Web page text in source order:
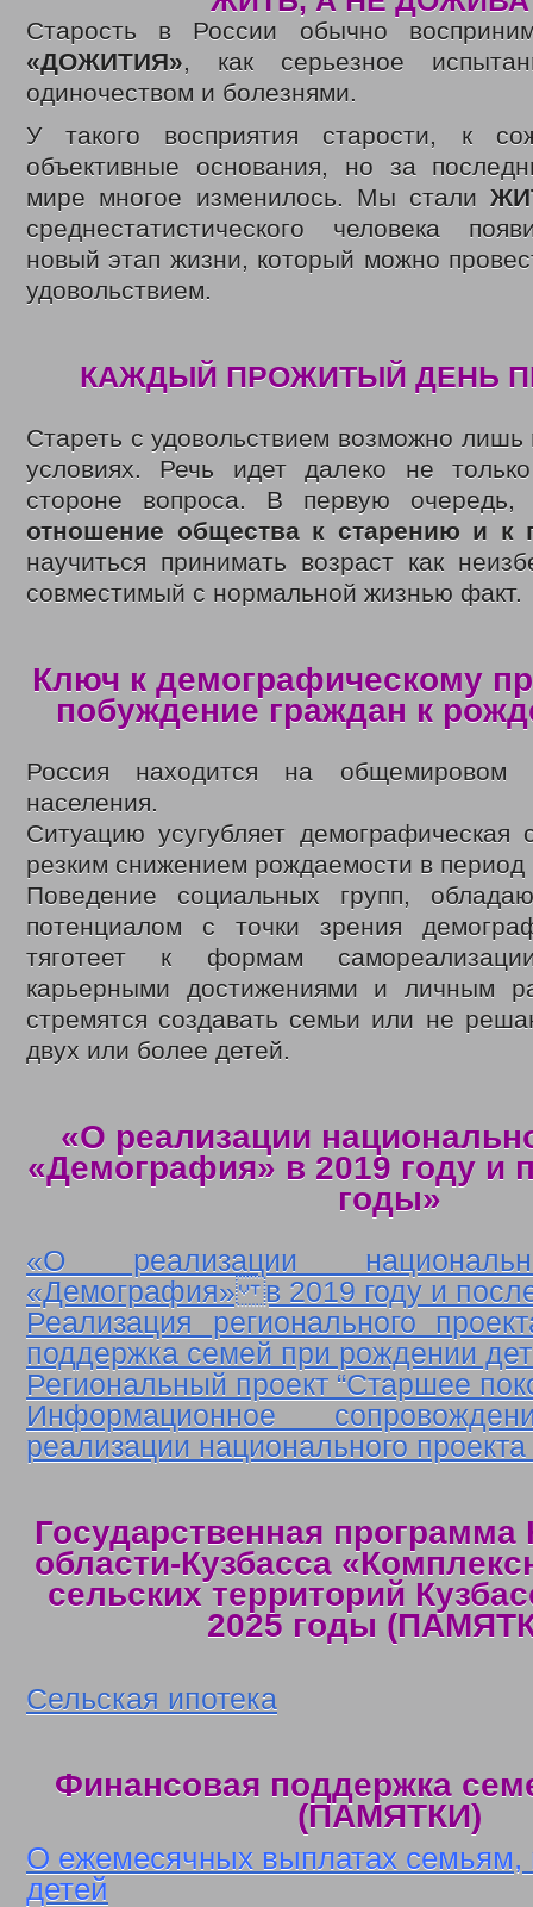
Старость в России обычно
«ДОЖИТИЯ», как серьезное
одиночеством и болезнями.
У такого восприятия старости, к
объективные основания, но за
мире многое изменилось. Мы стали
среднестатистического человека
новый этап жизни, который можно
удовольствием.
КАЖДЫЙ ПРОЖИТЫЙ ДЕНЬ
Стареть с удовольствием возможно
условиях. Речь идет далеко не
стороне вопроса. В первую
отношение общества к старению и
научиться принимать возраст как
совместимый с нормальной жизнью факт.
Ключ к демографическому
побуждение граждан к
Россия находится на общемировом
населения.
Ситуацию усугубляет демографическая
резким снижением рождаемости в период
Поведение социальных групп,
потенциалом с точки зрения
тяготеет к формам
карьерными достижениями и личным
стремятся создавать семьи или не
двух или более детей.
«О реализации
«Демография» в 2019 году и
годы»
«О реализации
«Демография» в 2019 году и
Реализация регионального
поддержка семей при рождении
Региональный проект “Старшее
Информационное
реализации национального
Государственная программа
области-Кузбасса
сельских территорий
2025 годы
Сельская ипотека
Финансовая поддержка
(ПАМЯТКИ)
О ежемесячных выплатах
детей